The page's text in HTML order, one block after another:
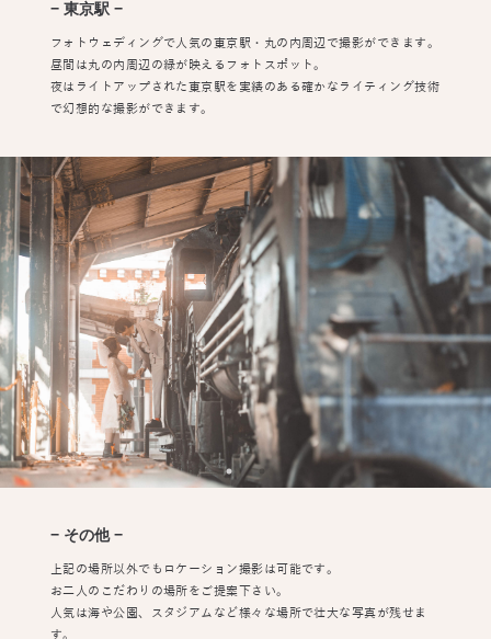
− 東京駅 −
フォトウェディングで人気の東京駅・丸の内周辺で撮影ができます。
昼間は丸の内周辺の緑が映えるフォトスポット。
夜はライトアップされた東京駅を実績のある確かなライティング技術
で幻想的な撮影ができます。
− その他 −
上記の場所以外でもロケーション撮影は可能です。
お二人のこだわりの場所をご提案下さい。
人気は海や公園、スタジアムなど様々な場所で壮大な写真が残せま
す。